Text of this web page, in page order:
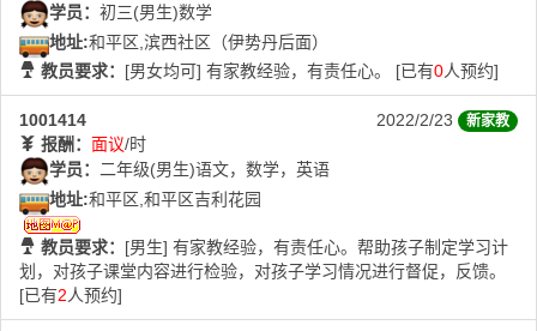
学员： 初三(男生)数学
地址:和平区,滨西社区（伊势丹后面）
教员要求： [男女均可] 有家教经验，有责任心。 [已有0人预约]
1001414 2022/2/23 新家教
报酬： 面议/时
学员：
二年级(男生)语文，数学，英语
地址:和平区,和平区吉利花园
教员要求： [男生] 有家教经验，有责任心。帮助孩子制定学习计
划，对孩子课堂内容进行检验，对孩子学习情况进行督促，反馈。
[已有2人预约]